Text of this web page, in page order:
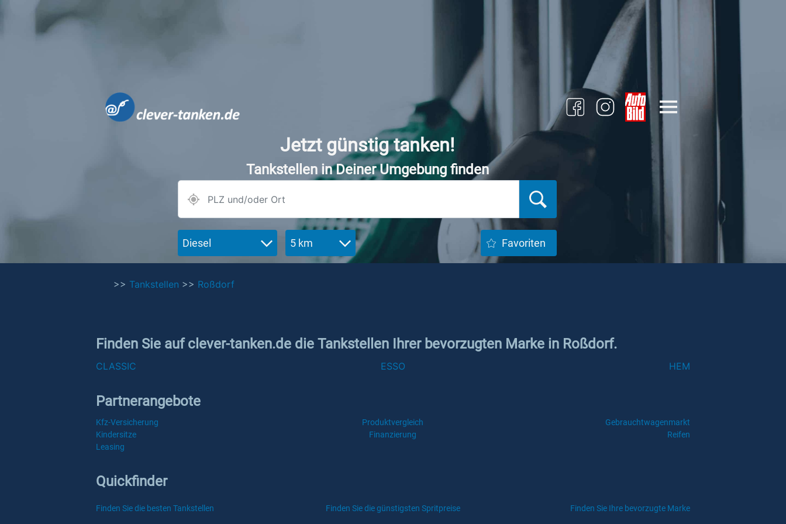
Jetzt günstig tanken!
Tankstellen in Deiner Umgebung finden
Diesel 5 km Favoriten
>> Tankstellen >> Roßdorf
Finden Sie auf clever-tanken.de die Tankstellen Ihrer bevorzugten Marke in Roßdorf.
CLASSIC ESSO HEM
Partnerangebote
Kfz-Versicherung Produktvergleich
Gebrauchtwagenmarkt
Kindersitze
Finanzierung
Reifen
Leasing
Quickfinder
Finden Sie die besten Tankstellen Finden Sie die günstigsten Spritpreise Finden Sie Ihre bevorzugte Marke